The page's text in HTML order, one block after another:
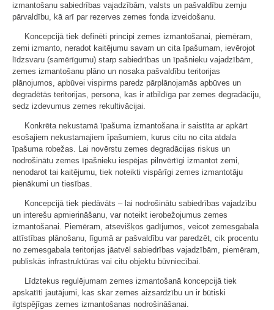
izmantošanu sabiedrības vajadzībām, valsts un pašvaldību zemju
pārvaldību, kā arī par rezerves zemes fonda izveidošanu.
Koncepcijā tiek definēti principi zemes izmantošanai, piemēram,
zemi izmanto, neradot kaitējumu savam un cita īpašumam, ievērojot
līdzsvaru (samērīgumu) starp sabiedrības un īpašnieku vajadzībām,
zemes izmantošanu plāno un nosaka pašvaldību teritorijas
plānojumos, apbūvei vispirms paredz pārplānojamās apbūves un
degradētās teritorijas, persona, kas ir atbildīga par zemes degradāciju,
sedz izdevumus zemes rekultivācijai.
Konkrēta nekustamā īpašuma izmantošana ir saistīta ar apkārt
esošajiem nekustamajiem īpašumiem, kurus citu no cita atdala
īpašuma robežas. Lai novērstu zemes degradācijas riskus un
nodrošinātu zemes īpašnieku iespējas pilnvērtīgi izmantot zemi,
nenodarot tai kaitējumu, tiek noteikti vispārīgi zemes izmantotāju
pienākumi un tiesības.
Koncepcijā tiek piedāvāts – lai nodrošinātu sabiedrības vajadzību
un interešu apmierināšanu, var noteikt ierobežojumus zemes
izmantošanai. Piemēram, atsevišķos gadījumos, veicot zemesgabala
attīstības plānošanu, līgumā ar pašvaldību var paredzēt, cik procentu
no zemesgabala teritorijas jāatvēl sabiedrības vajadzībām, piemēram,
publiskās infrastruktūras vai citu objektu būvniecībai.
Līdztekus regulējumam zemes izmantošanā koncepcijā tiek
apskatīti jautājumi, kas skar zemes aizsardzību un ir būtiski
ilgtspējīgas zemes izmantošanas nodrošināšanai.